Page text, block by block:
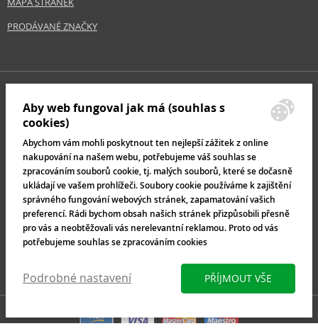
MAPA STRÁNEK
PRODÁVANÉ ZNAČKY
Aby web fungoval jak má (souhlas s
cookies)
Abychom vám mohli poskytnout ten nejlepší zážitek z online
nakupování na našem webu, potřebujeme váš souhlas se
zpracováním souborů cookie, tj. malých souborů, které se dočasně
ukládají ve vašem prohlížeči. Soubory cookie používáme k zajištění
správného fungování webových stránek, zapamatování vašich
preferencí. Rádi bychom obsah našich stránek přizpůsobili přesně
pro vás a neobtěžovali vás nerelevantní reklamou. Proto od vás
potřebujeme souhlas se zpracováním cookies
Podrobné nastavení PŘÍJMOUT VŠE